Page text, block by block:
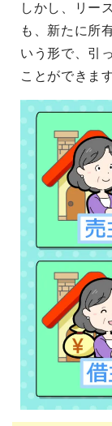
しかし、リー
も、新たに所
いう形で、引
ことができます